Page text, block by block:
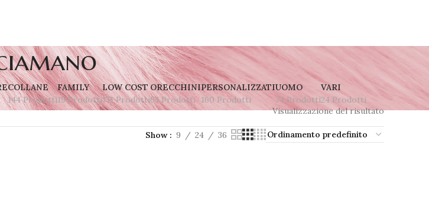
COLLANE
144 Prodotti
FAMILY
19 Prodotti
LOW COST
171 Prodotti
ORECCHINI
63 Prodotti
PERSONALIZZATI
160 Prodotti
UOMO
74 Prodotti
VARI
24 Prodotti
Visualizzazione del risultato
Show 9 24 36